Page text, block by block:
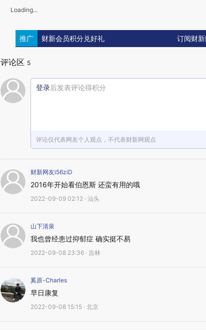
Loading...
推广 财新会员积分兑好礼 订阅财
评论区 5
登录后发表评论得积分
评论仅代表网友个人观点，不代表财新网观点
财新网友i56ziD
2016年开始看伯恩斯 还蛮有用的哦
2022-09-09 02:12 · 汕头
山下清泉
我也曾经患过抑郁症 确实挺不易
2022-09-08 23:36 · 吉林
奚原-Charles
早日康复
2022-09-08 15:15 · 北京